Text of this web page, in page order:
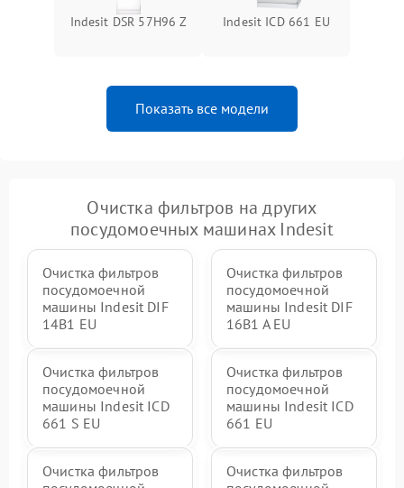
Indesit DSR 57H96 Z Indesit ICD 661 EU
Показать все модели
Очистка фильтров на других
посудомоечных машинах Indesit
Очистка фильтров
посудомоечной
машины Indesit DIF
14B1 EU
Очистка фильтров
посудомоечной
машины Indesit DIF
16B1 A EU
Очистка фильтров
посудомоечной
машины Indesit ICD
661 S EU
Очистка фильтров
посудомоечной
машины Indesit ICD
661 EU
Очистка фильтров
Очистка фильтров